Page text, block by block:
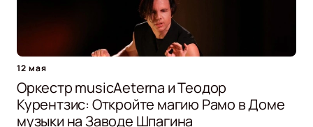
12 мая
Оркестр musicAeterna и Теодор
Курентзис: Откройте магию Рамо в Доме
музыки на Заводе Шпагина